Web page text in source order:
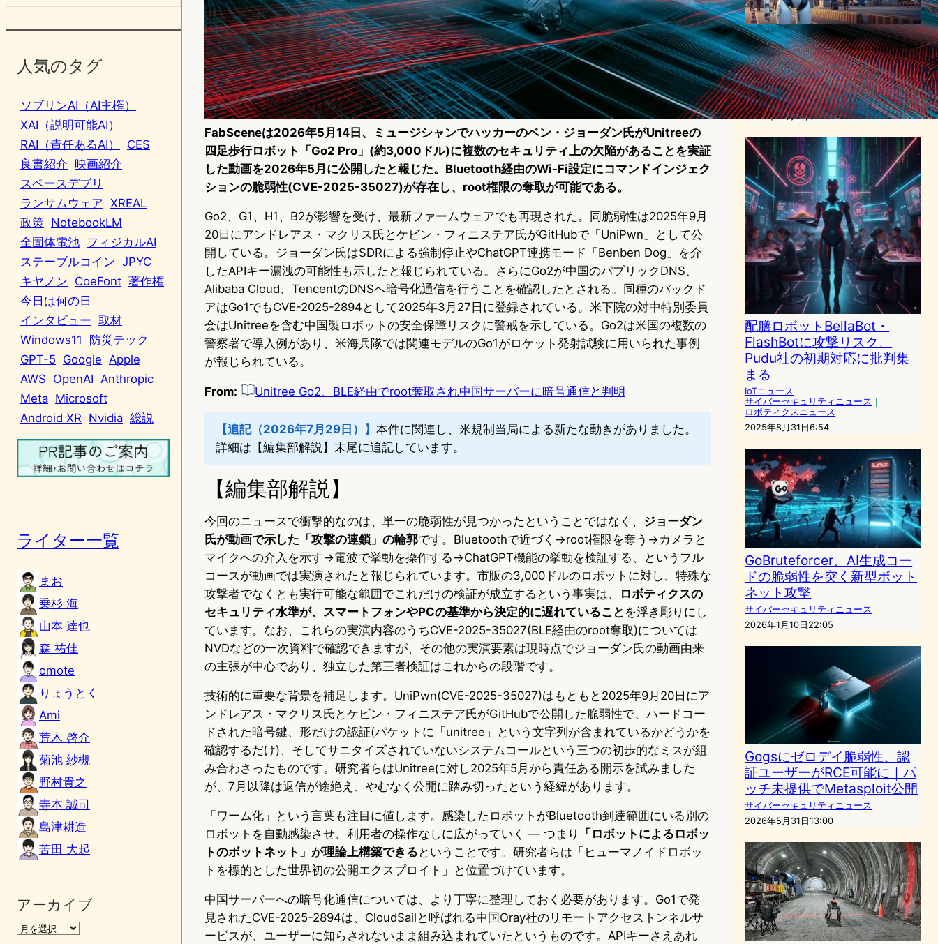
人気のタグ
ソブリンAI（AI主権）
XAI（説明可能AI）
RAI（責任あるAI）
CES
良書紹介 映画紹介
スペースデブリ
ランサムウェア XREAL
政策 NotebookLM
全固体電池 フィジカルAI
ステーブルコイン JPYC
キヤノン CoeFont 著作権
今日は何の日
インタビュー 取材
Windows11
防災テック
GPT-5 Google Apple
AWS OpenAI Anthropic
Meta Microsoft
Android XR Nvidia 総説
ライター一覧
まお
乗杉 海
山本 達也
森 祐佳
omote
りょうとく
Ami
荒木 啓介
菊池 紗槻
野村貴之
寺本 誠司
島津耕造
苦田 大起
アーカイブ
FabSceneは2026年5月14日、ミュージシャンでハッカーのベン・ジョーダン氏がUnitreeの
四足歩行ロボット「Go2 Pro」(約3,000ドル)に複数のセキュリティ上の欠陥があることを実証
した動画を2026年5月に公開したと報じた。Bluetooth経由のWi-Fi設定にコマンドインジェク
ションの脆弱性(CVE-2025-35027)が存在し、root権限の奪取が可能である。
Go2、G1、H1、B2が影響を受け、最新ファームウェアでも再現された。同脆弱性は2025年9月
20日にアンドレアス・マクリス氏とケビン・フィニステア氏がGitHubで「UniPwn」として公
開している。ジョーダン氏はSDRによる強制停止やChatGPT連携モード「Benben Dog」を介
したAPIキー漏洩の可能性も示したと報じられている。さらにGo2が中国のパブリックDNS、
Alibaba Cloud、TencentのDNSへ暗号化通信を行うことを確認したとされる。同種のバックド
アはGo1でもCVE-2025-2894として2025年3月27日に登録されている。米下院の対中特別委員
会はUnitreeを含む中国製ロボットの安全保障リスクに警戒を示している。Go2は米国の複数の
警察署で導入例があり、米海兵隊では関連モデルのGo1がロケット発射試験に用いられた事例
が報じられている。
From: Unitree Go2、BLE経由でroot奪取され中国サーバーに暗号通信と判明
【追記（2026年7月29日）】 本件に関連し、米規制当局による新たな動きがありました。
詳細は【編集部解説】末尾に追記しています。
【編集部解説】
今回のニュースで衝撃的なのは、単一の脆弱性が見つかったということではなく、 ジョーダン
氏が動画で示した「攻撃の連鎖」の輪郭です。Bluetoothで近づく→root権限を奪う→カメラと
マイクへの介入を示す→電波で挙動を操作する→ChatGPT機能の挙動を検証する、というフル
コースが動画では実演されたと報じられています。市販の3,000ドルのロボットに対し、特殊な
攻撃者でなくとも実行可能な範囲でこれだけの検証が成立するという事実は、
ロボティクスの
セキュリティ水準が、スマートフォンやPCの基準から決定的に遅れていること を浮き彫りにし
ています。なお、これらの実演内容のうちCVE-2025-35027(BLE経由のroot奪取)については
NVDなどの一次資料で確認できますが、その他の実演要素は現時点でジョーダン氏の動画由来
の主張が中心であり、独立した第三者検証はこれからの段階です。
技術的に重要な背景を補足します。UniPwn(CVE-2025-35027)はもともと2025年9月20日にア
ンドレアス・マクリス氏とケビン・フィニステア氏がGitHubで公開した脆弱性で、ハードコー
ドされた暗号鍵、形だけの認証(パケットに「unitree」という文字列が含まれているかどうかを
確認するだけ)、そしてサニタイズされていないシステムコールという三つの初歩的なミスが組
み合わさったものです。研究者らはUnitreeに対し2025年5月から責任ある開示を試みました
が、7月以降は返信が途絶え、やむなく公開に踏み切ったという経緯があります。
「ワーム化」という言葉も注目に値します。感染したロボットがBluetooth到達範囲にいる別の
ロボットを自動感染させ、利用者の操作なしに広がっていく — つまり
「ロボットによるロボッ
トのボットネット」が理論上構築できる ということです。研究者らは「ヒューマノイドロボッ
トを標的とした世界初の公開エクスプロイト」と位置づけています。
中国サーバーへの暗号化通信については、より丁寧に整理しておく必要があります。Go1で発
見されたCVE-2025-2894は、CloudSailと呼ばれる中国Oray社のリモートアクセストンネルサ
ービスが、ユーザーに知らされないまま組み込まれていたというものです。APIキーさえあれ
中国がヒューマノイドロボッ
トを国境検問所に配備。
3700万ドル契約でWalker S2
が実証試験へ
ロボティクスニュース
2025年12月31日13:06
配膳ロボットBellaBot・
FlashBotに攻撃リスク、
Pudu社の初期対応に批判集
まる
IoTニュース ｜
サイバーセキュリティニュース ｜
ロボティクスニュース
2025年8月31日6:54
GoBruteforcer、AI生成コー
ドの脆弱性を突く新型ボット
ネット攻撃
サイバーセキュリティニュース
2026年1月10日22:05
Gogsにゼロデイ脆弱性、認
証ユーザーがRCE可能に｜パ
ッチ未提供でMetasploit公開
サイバーセキュリティニュース
2026年5月31日13:00